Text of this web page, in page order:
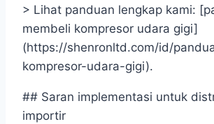
> Lihat panduan lengkap kami:
membeli kompresor udara gigi]
(https://shenronltd.com/id/
kompresor-udara-gigi).
## Saran implementasi untuk
importir